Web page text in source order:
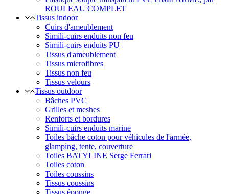
ROULEAU COMPLET
Tissus indoor
Cuirs d'ameublement
Simili-cuirs enduits non feu
Simili-cuirs enduits PU
Tissus d'ameublement
Tissus microfibres
Tissus non feu
Tissus velours
Tissus outdoor
Bâches PVC
Grilles et meshes
Renforts et bordures
Simili-cuirs enduits marine
Toiles bâche coton pour véhicules de l'armée,
glamping, tente, couverture
Toiles BATYLINE Serge Ferrari
Toiles coton
Toiles coussins
Tissus coussins
Tissus éponge